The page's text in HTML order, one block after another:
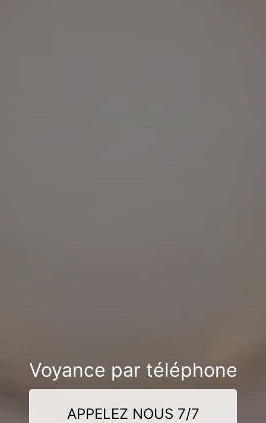
Voyance par téléphone
APPELEZ NOUS 7/7